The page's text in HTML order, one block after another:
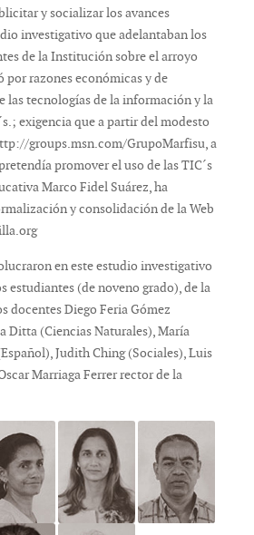
y socializar los avances
investigativo que adelantaban los
de la Institución sobre el arroyo
por razones económicas y de
las tecnologías de la información y la
exigencia que a partir del modesto
groups.msn.com/GrupoMarfisu, a
promover el uso de las TIC´s
Marco Fidel Suárez, ha
y consolidación de la Web
en este estudio investigativo
estudiantes (de noveno grado), de la
docentes Diego Feria Gómez
Ditta (Ciencias Naturales), María
Judith Ching (Sociales), Luis
Marriaga Ferrer rector de la